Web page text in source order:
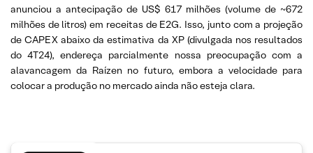
anunciou a antecipação de US$ 617 milhões (volume de ~672
milhões de litros) em receitas de E2G. Isso, junto com a projeção
de CAPEX abaixo da estimativa da XP (divulgada nos resultados
do 4T24), endereça parcialmente nossa preocupação com a
alavancagem da Raízen no futuro, embora a velocidade para
colocar a produção no mercado ainda não esteja clara.